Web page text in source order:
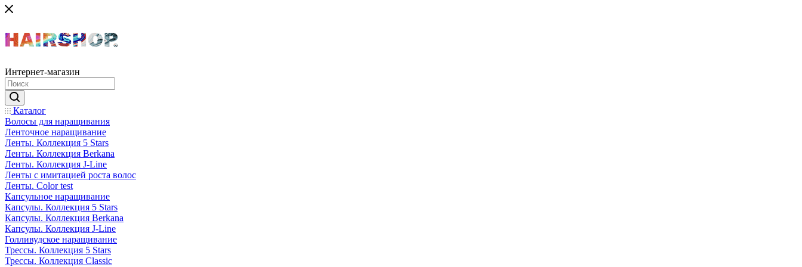
Интернет-магазин
Каталог
Волосы для наращивания
Ленточное наращивание
Ленты. Коллекция 5 Stars
Ленты. Коллекция Berkana
Ленты. Коллекция J-Line
Ленты с имитацией роста волос
Ленты. Color test
Капсульное наращивание
Капсулы. Коллекция 5 Stars
Капсулы. Коллекция Berkana
Капсулы. Коллекция J-Line
Голливудское наращивание
Трессы. Коллекция 5 Stars
Трессы. Коллекция Classic